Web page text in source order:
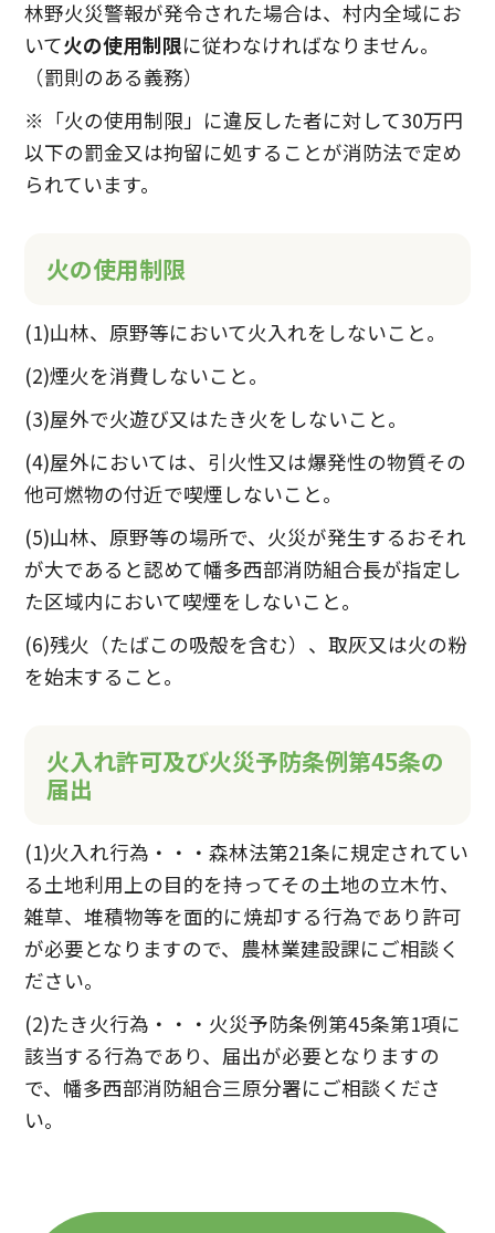
林野火災警報が発令された場合は、村内全域にお
いて火の使用制限に従わなければなりません。
（罰則のある義務）
※「火の使用制限」に違反した者に対して30万円
以下の罰金又は拘留に処することが消防法で定め
られています。
火の使用制限
(1)山林、原野等において火入れをしないこと。
(2)煙火を消費しないこと。
(3)屋外で火遊び又はたき火をしないこと。
(4)屋外においては、引火性又は爆発性の物質その
他可燃物の付近で喫煙しないこと。
(5)山林、原野等の場所で、火災が発生するおそれ
が大であると認めて幡多西部消防組合長が指定し
た区域内において喫煙をしないこと。
(6)残火（たばこの吸殻を含む）、取灰又は火の粉
を始末すること。
火入れ許可及び火災予防条例第45条の
届出
(1)火入れ行為・・・森林法第21条に規定されてい
る土地利用上の目的を持ってその土地の立木竹、
雑草、堆積物等を面的に焼却する行為であり許可
が必要となりますので、農林業建設課にご相談く
ださい。
(2)たき火行為・・・火災予防条例第45条第1項に
該当する行為であり、届出が必要となりますの
で、幡多西部消防組合三原分署にご相談くださ
い。